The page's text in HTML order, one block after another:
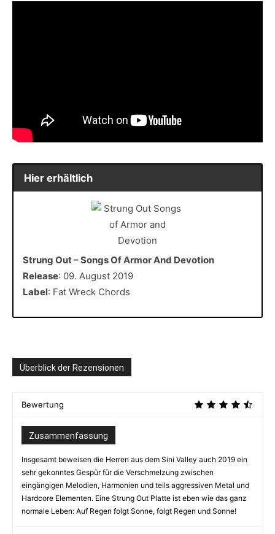
Hier erhältlich
Strung Out – Songs Of Armor And Devotion
Release: 09. August 2019
Label: Fat Wreck Chords
Überblick der Rezensionen
Bewertung
Zusammenfassung
Insgesamt beweisen die Herren aus dem Sini Valley auch 2019 ein
sehr gekonntes Gespür für die Verschmelzung zwischen
eingängigen Melodien, Harmonien und teils aggressiven Metal und
Hardcore Elementen. Eine Strung Out Platte ist eben wie das ganz
normale Leben: Auf Regen folgt Sonne, folgt Regen und Sonne!